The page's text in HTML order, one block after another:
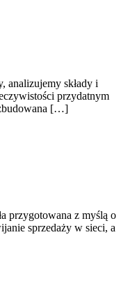
analizujemy składy i
przydatnym
[…]
przygotowana z myślą o
sprzedaży w sieci, a